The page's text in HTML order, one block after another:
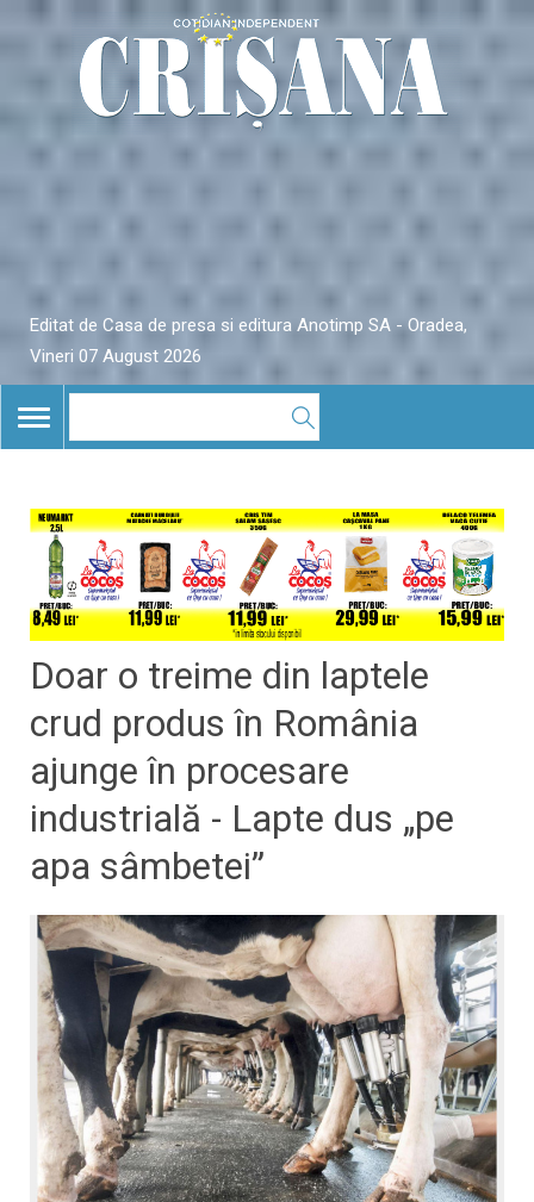
Editat de Casa de presa si editura Anotimp SA - Oradea,
Vineri 07 August 2026
TOGGLE
NAVIGATION
Doar o treime din laptele
crud produs în România
ajunge în procesare
industrială - Lapte dus „pe
apa sâmbetei”